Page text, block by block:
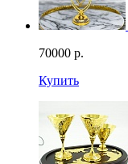
70000 р.
Купить